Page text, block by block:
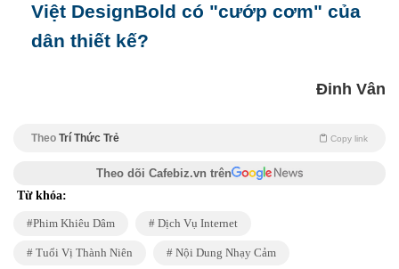
Việt DesignBold có "cướp cơm" của
dân thiết kế?
Đinh Vân
Theo Trí Thức Trẻ Copy link
Theo dõi Cafebiz.vn trên
Từ khóa:
Phim Khiêu Dâm Dịch Vụ Internet
Tuổi Vị Thành Niên Nội Dung Nhạy Cảm